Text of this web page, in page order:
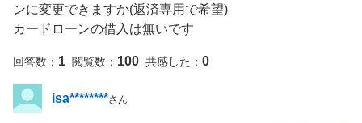
ンに変更できますか(返済専用で希望)
カードローンの借入は無いです
回答数： 1 閲覧数： 100 共感した： 0
isa********さん